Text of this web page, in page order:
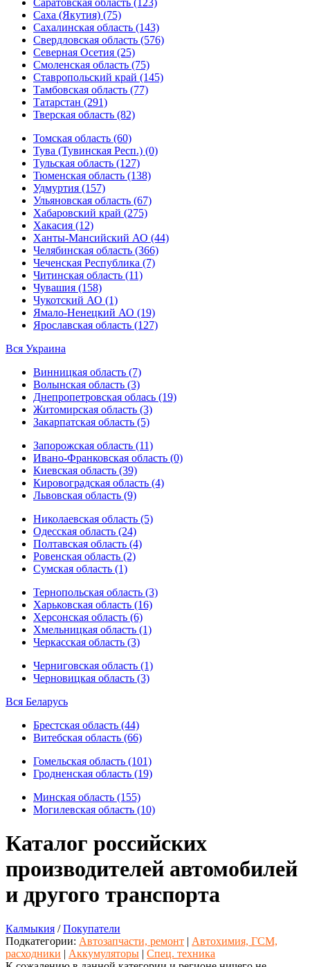
Саратовская область (123)
Саха (Якутия) (75)
Сахалинская область (143)
Свердловская область (576)
Северная Осетия (25)
Смоленская область (75)
Ставропольский край (145)
Тамбовская область (77)
Татарстан (291)
Тверская область (82)
Томская область (60)
Тува (Тувинская Респ.) (0)
Тульская область (127)
Тюменская область (138)
Удмуртия (157)
Ульяновская область (67)
Хабаровский край (275)
Хакасия (12)
Ханты-Мансийский АО (44)
Челябинская область (366)
Чеченская Республика (7)
Читинская область (11)
Чувашия (158)
Чукотский АО (1)
Ямало-Ненецкий АО (19)
Ярославская область (127)
Вся Украина
Винницкая область (7)
Волынская область (3)
Днепропетровская облась (19)
Житомирская область (3)
Закарпатская область (5)
Запорожская область (11)
Ивано-Франковская область (0)
Киевская область (39)
Кировоградская область (4)
Львовская область (9)
Николаевская область (5)
Одесская область (24)
Полтавская область (4)
Ровенская область (2)
Сумская область (1)
Тернопольская область (3)
Харьковская область (16)
Херсонская область (6)
Хмельницкая область (1)
Черкасская область (3)
Черниговская область (1)
Черновицкая область (3)
Вся Беларусь
Брестская область (44)
Витебская область (66)
Гомельская область (101)
Гродненская область (19)
Минская область (155)
Могилевская область (10)
Каталог российских
производителей автомобилей
и другого транспорта
Калмыкия /Покупатели
Подкатегории: Автозапчасти, ремонт | Автохимия, ГСМ,
расходники | Аккумуляторы | Спец. техника